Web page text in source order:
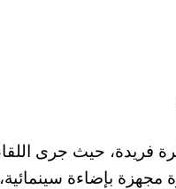
فريدة، حيث جرى
مجهزة بإضاءة